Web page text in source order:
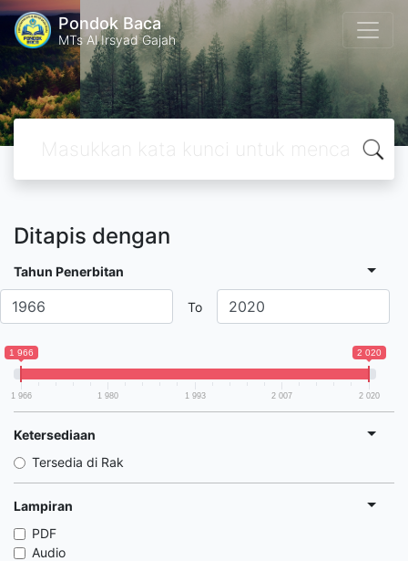
Pondok Baca
MTs Al Irsyad Gajah
Ditapis dengan
Tahun Penerbitan
To
1 966 2 020
1 966 1 980 1 993 2 007 2 020
Ketersediaan
Tersedia di Rak
Lampiran
PDF
Audio